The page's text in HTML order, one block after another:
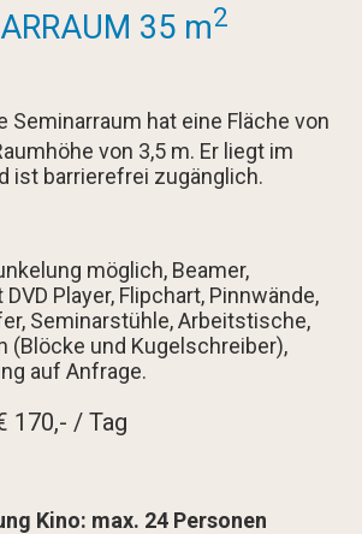
35 m2
Seminarraum hat eine Fläche von
von 3,5 m. Er liegt im
ist barrierefrei zugänglich.
möglich, Beamer,
Player, Flipchart, Pinnwände,
Seminarstühle, Arbeitstische,
(Blöcke und Kugelschreiber),
auf Anfrage.
170,- / Tag
Kino: max. 24 Personen